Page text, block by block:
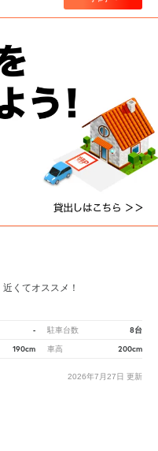
近くてオススメ！
- 駐車台数 8台
190cm 車高 200cm
2026年7月27日 更新